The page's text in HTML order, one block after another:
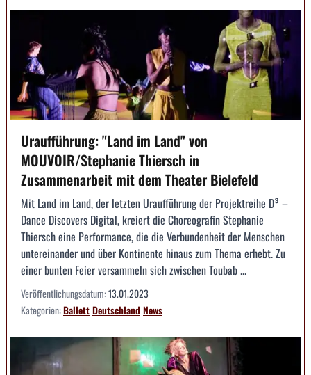
Uraufführung: "Land im Land" von
MOUVOIR/Stephanie Thiersch in
Zusammenarbeit mit dem Theater Bielefeld
Mit Land im Land, der letzten Uraufführung der Projektreihe D³ –
Dance Discovers Digital, kreiert die Choreografin Stephanie
Thiersch eine Performance, die die Verbundenheit der Menschen
untereinander und über Kontinente hinaus zum Thema erhebt. Zu
einer bunten Feier versammeln sich zwischen Toubab ...
Veröffentlichungsdatum:13.01.2023
Kategorien:BallettDeutschlandNews